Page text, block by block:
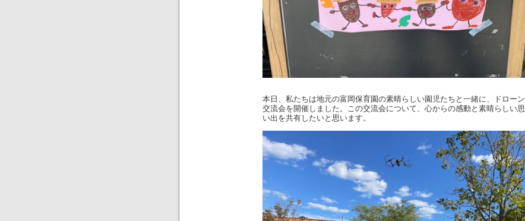
本日、私たちは地元の富岡保育園の素晴らしい園児たちと一緒に、ドローン
交流会を開催しました。この交流会について、心からの感動と素晴らしい思
い出を共有したいと思います。